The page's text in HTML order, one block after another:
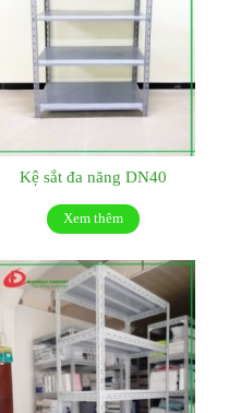
Kệ sắt đa năng DN40
Xem thêm